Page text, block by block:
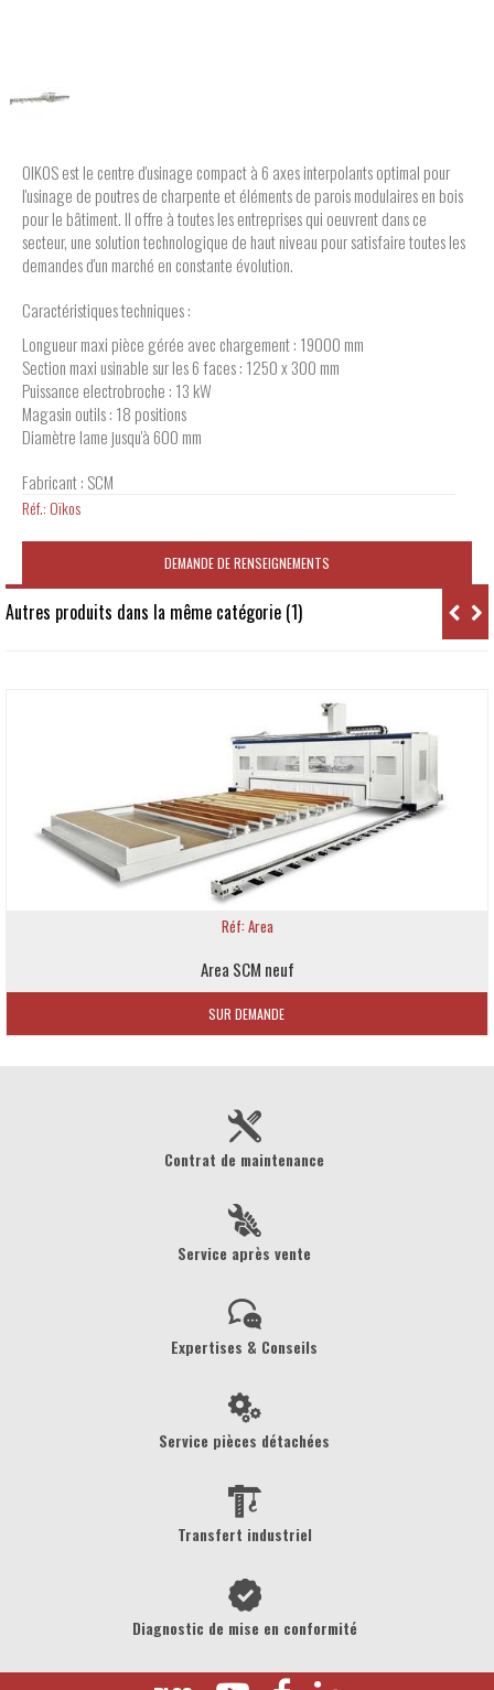
OIKOS est le centre d'usinage compact à 6 axes interpolants optimal pour
l'usinage de poutres de charpente et éléments de parois modulaires en bois
pour le bâtiment. Il offre à toutes les entreprises qui oeuvrent dans ce
secteur, une solution technologique de haut niveau pour satisfaire toutes les
demandes d'un marché en constante évolution.
Caractéristiques techniques :
Longueur maxi pièce gérée avec chargement : 19000 mm
Section maxi usinable sur les 6 faces : 1250 x 300 mm
Puissance electrobroche : 13 kW
Magasin outils : 18 positions
Diamètre lame jusqu'à 600 mm
Fabricant : SCM
Réf.: Oïkos
DEMANDE DE RENSEIGNEMENTS
Autres produits dans la même catégorie (1)
Réf: Area
Area SCM neuf
SUR DEMANDE
Contrat de maintenance
Service après vente
Expertises & Conseils
Service pièces détachées
Transfert industriel
Diagnostic de mise en conformité